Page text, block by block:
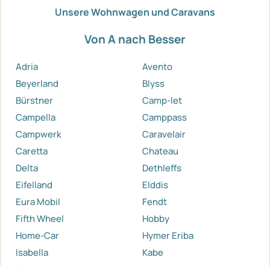
Unsere Wohnwagen und Caravans
Von A nach Besser
Adria
Avento
Beyerland
Blyss
Bürstner
Camp-let
Campella
Camppass
Campwerk
Caravelair
Caretta
Chateau
Delta
Dethleffs
Eifelland
Elddis
Eura Mobil
Fendt
Fifth Wheel
Hobby
Home-Car
Hymer Eriba
Isabella
Kabe